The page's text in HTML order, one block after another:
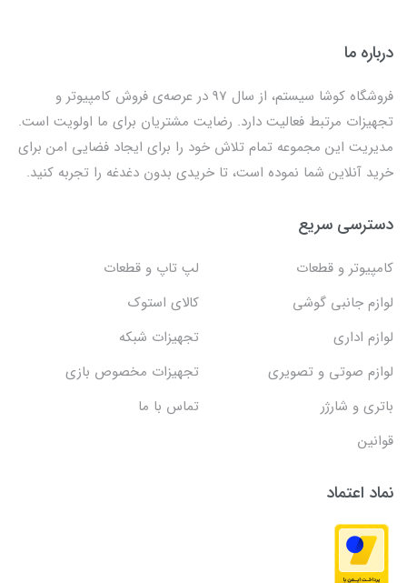
درباره ما
فروشگاه کوشا سیستم، از سال 97 در عرصه‌ی فروش کامپیوتر و
تجهیزات مرتبط فعالیت دارد. رضایت مشتریان برای ما اولویت است.
مدیریت این مجموعه تمام تلاش خود را برای ایجاد فضایی امن برای
خرید آنلاین شما نموده است، تا خریدی بدون دغدغه را تجربه کنید.
دسترسی سریع
کامپیوتر و قطعات
لپ تاپ و قطعات
لوازم جانبی گوشی
کالای استوک
لوازم اداری
تجهیزات شبکه
لوازم صوتی و تصویری
تجهیزات مخصوص بازی
باتری و شارژر
تماس با ما
قوانین
نماد اعتماد